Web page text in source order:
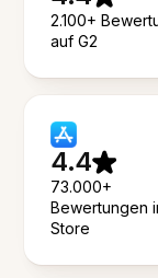
2.100+
auf G2
4.4
73.000+
Bewertungen
Store